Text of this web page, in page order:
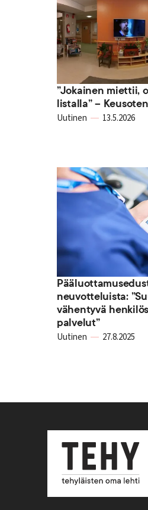
”Jokainen miettii,
listalla” –
Uutinen 13.5.2026
neuvotteluista:
vähentyvä
palvelut”
Uutinen 27.8.2025